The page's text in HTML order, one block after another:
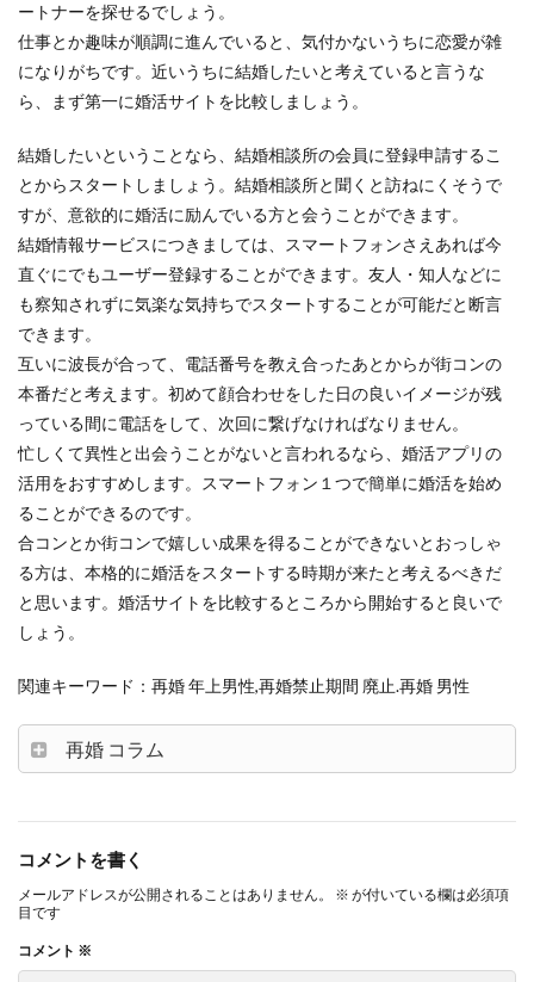
ートナーを探せるでしょう。
仕事とか趣味が順調に進んでいると、気付かないうちに恋愛が雑
になりがちです。近いうちに結婚したいと考えていると言うな
ら、まず第一に婚活サイトを比較しましょう。
結婚したいということなら、結婚相談所の会員に登録申請するこ
とからスタートしましょう。結婚相談所と聞くと訪ねにくそうで
すが、意欲的に婚活に励んでいる方と会うことができます。
結婚情報サービスにつきましては、スマートフォンさえあれば今
直ぐにでもユーザー登録することができます。友人・知人などに
も察知されずに気楽な気持ちでスタートすることが可能だと断言
できます。
互いに波長が合って、電話番号を教え合ったあとからが街コンの
本番だと考えます。初めて顔合わせをした日の良いイメージが残
っている間に電話をして、次回に繋げなければなりません。
忙しくて異性と出会うことがないと言われるなら、婚活アプリの
活用をおすすめします。スマートフォン１つで簡単に婚活を始め
ることができるのです。
合コンとか街コンで嬉しい成果を得ることができないとおっしゃ
る方は、本格的に婚活をスタートする時期が来たと考えるべきだ
と思います。婚活サイトを比較するところから開始すると良いで
しょう。
関連キーワード：再婚 年上男性,再婚禁止期間 廃止.再婚 男性
再婚 コラム
コメントを書く
メールアドレスが公開されることはありません。 ※ が付いている欄は必須項
目です
コメント ※